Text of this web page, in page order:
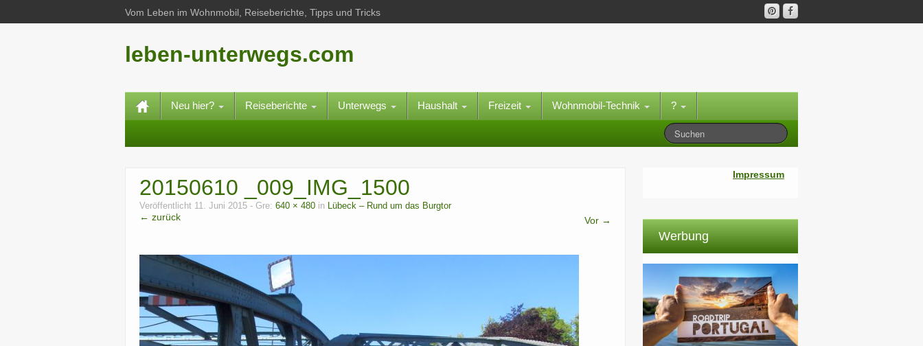
Vom Leben im Wohnmobil, Reiseberichte, Tipps und Tricks
leben-unterwegs.com
Neu hier? Reiseberichte Unterwegs Haushalt Freizeit Wohnmobil-Technik ?
20150610 _009_IMG_1500
Veröffentlicht 11. Juni 2015 - Gre: 640 × 480 in Lübeck – Rund um das Burgtor
← zurück Vor →
Impressum
Werbung